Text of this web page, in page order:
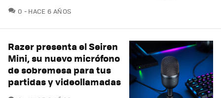
0 COMENTARIOS
HACE 6 AÑOS
Razer presenta el Seiren
Mini, su nuevo micrófono
de sobremesa para tus
partidas y videollamadas